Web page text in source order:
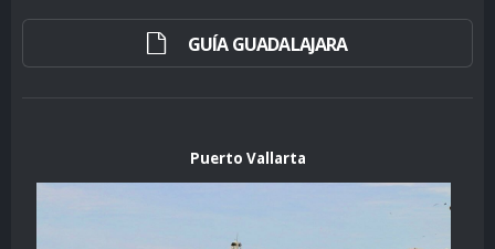
GUÍA GUADALAJARA
Puerto Vallarta